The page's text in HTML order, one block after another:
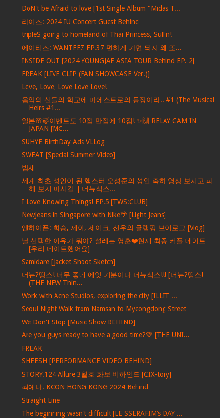
DoN't be Afraid to love [1st Single Album "Midas T...
라이즈: 2024 IU Concert Guest Behind
tripleS going to homeland of Thai Princess, Sullin!
에이티즈: WANTEEZ EP.37 편하게 가면 되지 왜 또...
INSIDE OUT [2024 YOUNGJAE ASIA TOUR Behind EP. 2]
FREAK [LIVE CLIP (FAN SHOWCASE Ver.)]
Love, Love, Love Love Love!
음악의 신들의 학교에 마에스트로의 등장이라.. #1 (The Musical
Heirs #1...
일본🌸🍃이벤트도 10점 만점에 10점! ✨🙌 RELAY CAM IN
JAPAN [MC...
SUHYE BirthDay Ads VLLog
SWEAT [Special Summer Video]
밤새
세계 최초 성인이 된 햄스터 오성준의 성인 축하 영상 보시고 피
해 보지 마시길 | 더뉴식스...
I Love Knowing Things! EP.5 [TWS:CLUB]
NewJeans in Singapore with Nike🌴 [Light Jeans]
엔하이픈: 희승, 제이, 제이크, 선우의 글램핑 브이로그 [Vlog]
날 선택한 이유가 뭐야? 설레는 영훈❤️현재 최종 커플 데이트
[우리 데이트했어요]
Samidare [Jacket Shoot Sketch]
더뉴?띵스! 너무 좋네 에잇 기분이다 더뉴식스!!! [더뉴?띵스!
(THE NEW Thin...
Work with Acne Studios, exploring the city [ILLIT ...
Seoul Night Walk from Namsan to Myeongdong Street
We Don't Stop [Music Show BEHIND]
Are you guys ready to have a good time?💚 [THE UNI...
FREAK
SHEESH [PERFORMANCE VIDEO BEHIND]
STORY.124 Allure 3월호 화보 비하인드 [CIX-tory]
최예나: KCON HONG KONG 2024 Behind
Straight Line
The beginning wasn't difficult [LE SSERAFIM’s DAY ...